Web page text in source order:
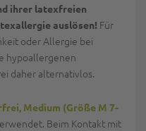
ihrer latexfreien
auslösen! Für
oder Allergie bei
hypoallergenen
daher alternativlos.
Medium (Größe M 7-
Beim Kontakt mit